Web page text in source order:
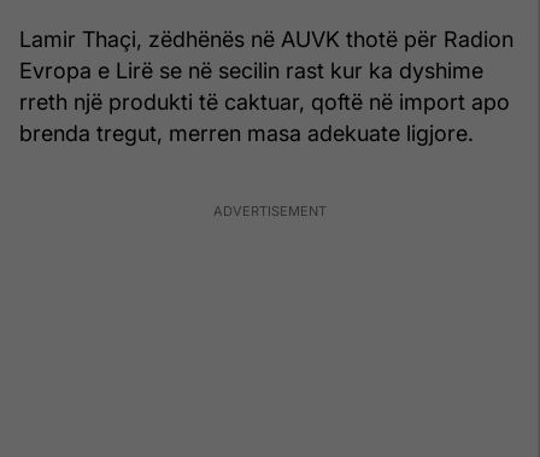
Lamir Thaçi, zëdhënës në AUVK thotë për Radion
Evropa e Lirë se në secilin rast kur ka dyshime
rreth një produkti të caktuar, qoftë në import apo
brenda tregut, merren masa adekuate ligjore.